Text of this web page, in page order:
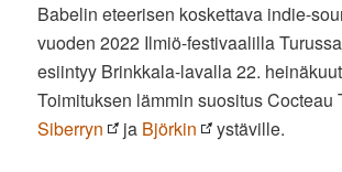
Babelin eteerisen koskettava indie-
vuoden 2022 Ilmiö-festivaalilla
esiintyy Brinkkala-lavalla 22.
Toimituksen lämmin suositus Cocteau
Siberryn
ja Björkin ystäville.